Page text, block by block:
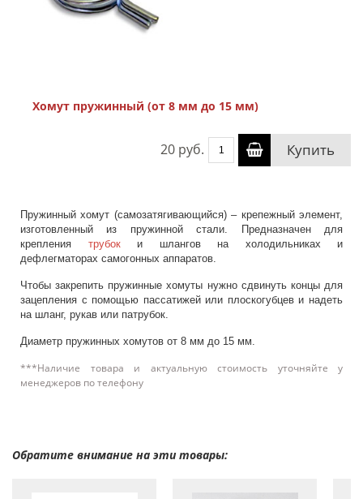
Хомут пружинный (от 8 мм до 15 мм)
20 руб. Купить
Пружинный хомут (самозатягивающийся) – крепежный элемент,
изготовленный из пружинной стали. Предназначен для
крепления трубоки шлангов на холодильниках и
дефлегматорах самогонных аппаратов.
Чтобы закрепить пружинные хомуты нужно сдвинуть концы для
зацепления с помощью пассатижей или плоскогубцев и надеть
на шланг, рукав или патрубок.
Диаметр пружинных хомутов от 8 мм до 15 мм.
***Наличие товара и актуальную стоимость уточняйте у
менеджеров по телефону
Обратите внимание на эти товары: